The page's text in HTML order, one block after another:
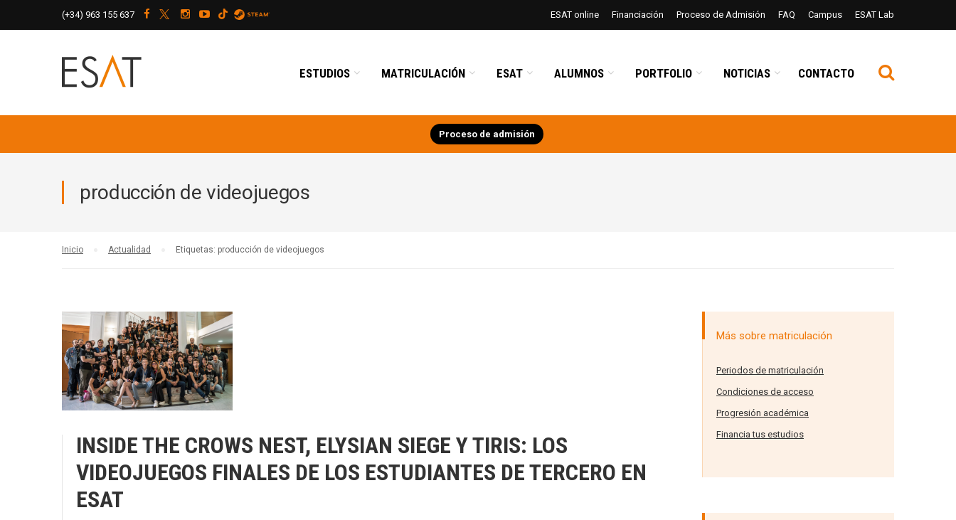
Proceso de admisión
(+34) 963 155 637 ESAT online Financiación Proceso de Admisión FAQ Campus ESAT Lab
ESTUDIOS MATRICULACIÓN ESAT ALUMNOS PORTFOLIO NOTICIAS CONTACTO
producción de videojuegos
Inicio Actualidad Etiquetas: producción de videojuegos
INSIDE THE CROWS NEST, ELYSIAN SIEGE Y TIRIS: LOS
VIDEOJUEGOS FINALES DE LOS ESTUDIANTES DE TERCERO EN
ESAT
Más sobre matriculación
Periodos de matriculación
Condiciones de acceso
Progresión académica
Financia tus estudios